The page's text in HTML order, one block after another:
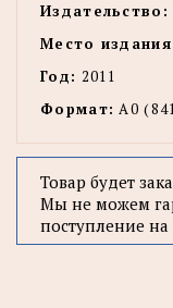
Издательство:
Место
Год: 2011
Формат: А0
Товар будет
Мы не можем
поступление